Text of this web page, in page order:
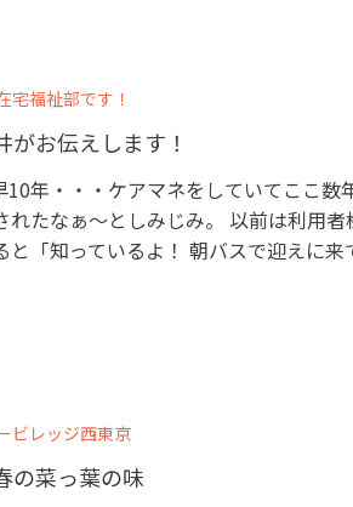
宅福祉部です！
がお伝えします！
10年・・・ケアマネをしていてここ数
れたなぁ～としみじみ。 以前は利用者
と「知っているよ！ 朝バスで迎えに来
ビレッジ西東京
の菜っ葉の味